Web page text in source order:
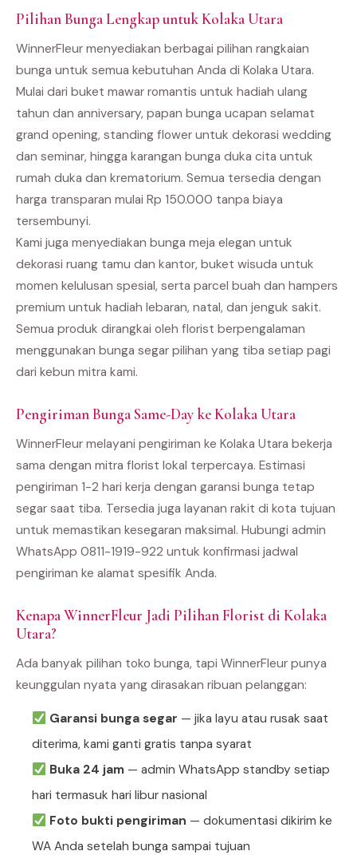
Pilihan Bunga Lengkap untuk Kolaka Utara
WinnerFleur menyediakan berbagai pilihan rangkaian
bunga untuk semua kebutuhan Anda di Kolaka Utara.
Mulai dari buket mawar romantis untuk hadiah ulang
tahun dan anniversary, papan bunga ucapan selamat
grand opening, standing flower untuk dekorasi wedding
dan seminar, hingga karangan bunga duka cita untuk
rumah duka dan krematorium. Semua tersedia dengan
harga transparan mulai Rp 150.000 tanpa biaya
tersembunyi.
Kami juga menyediakan bunga meja elegan untuk
dekorasi ruang tamu dan kantor, buket wisuda untuk
momen kelulusan spesial, serta parcel buah dan hampers
premium untuk hadiah lebaran, natal, dan jenguk sakit.
Semua produk dirangkai oleh florist berpengalaman
menggunakan bunga segar pilihan yang tiba setiap pagi
dari kebun mitra kami.
Pengiriman Bunga Same-Day ke Kolaka Utara
WinnerFleur melayani pengiriman ke Kolaka Utara bekerja
sama dengan mitra florist lokal terpercaya. Estimasi
pengiriman 1-2 hari kerja dengan garansi bunga tetap
segar saat tiba. Tersedia juga layanan rakit di kota tujuan
untuk memastikan kesegaran maksimal. Hubungi admin
WhatsApp 0811-1919-922 untuk konfirmasi jadwal
pengiriman ke alamat spesifik Anda.
Kenapa WinnerFleur Jadi Pilihan Florist di Kolaka
Utara?
Ada banyak pilihan toko bunga, tapi WinnerFleur punya
keunggulan nyata yang dirasakan ribuan pelanggan:
Garansi bunga segar — jika layu atau rusak saat
diterima, kami ganti gratis tanpa syarat
Buka 24 jam— admin WhatsApp standby setiap
hari termasuk hari libur nasional
Foto bukti pengiriman — dokumentasi dikirim ke
WA Anda setelah bunga sampai tujuan